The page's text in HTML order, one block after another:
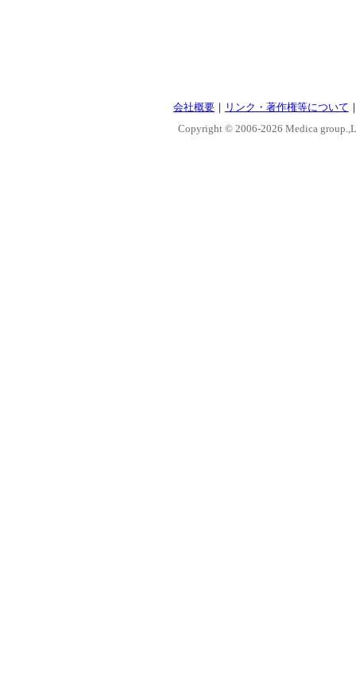
会社概要 ｜ リンク・著作権等について
Copyright © 2006-2026 Medica